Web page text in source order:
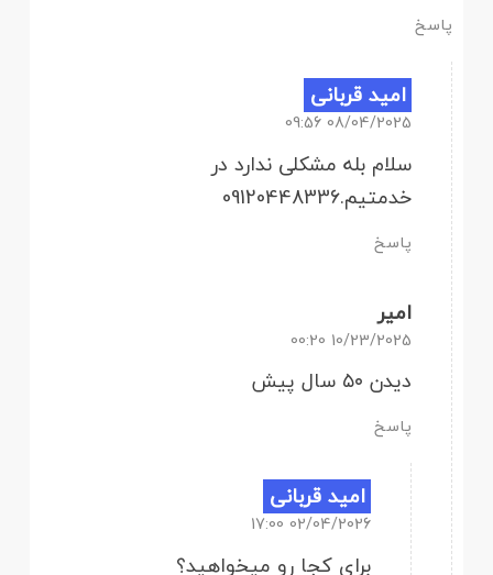
پاسخ
امید قربانی
08/04/2025 09:56
سلام بله مشکلی ندارد در
خدمتیم.09120448336
پاسخ
امیر
10/23/2025 00:20
دیدن ۵۰ سال پیش
پاسخ
امید قربانی
02/04/2026 17:00
برای کجا رو میخواهید؟